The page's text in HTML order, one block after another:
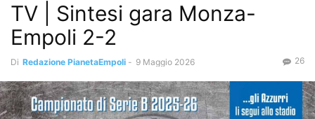
TV | Sintesi gara Monza-
Empoli 2-2
Di Redazione PianetaEmpoli - 9 Maggio 2026 26